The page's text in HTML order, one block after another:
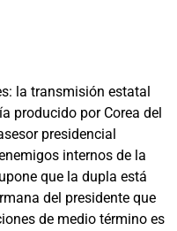
la transmisión estatal
producido por Corea del
presidencial
internos de la
que la dupla está
del presidente que
de medio término es